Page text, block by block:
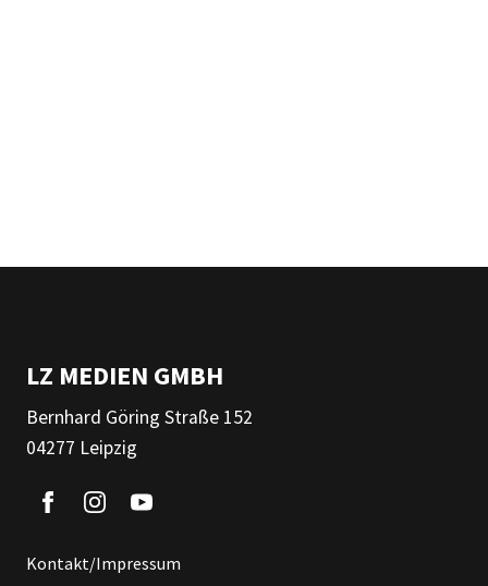
LZ MEDIEN GMBH
Bernhard Göring Straße 152
04277 Leipzig
Kontakt/Impressum